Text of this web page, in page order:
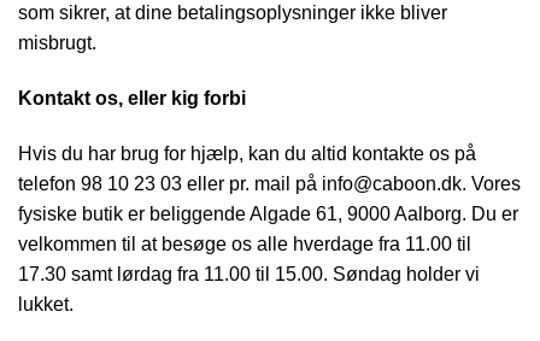
som sikrer, at dine betalingsoplysninger ikke bliver
misbrugt.
Kontakt os, eller kig forbi
Hvis du har brug for hjælp, kan du altid kontakte os på
telefon 98 10 23 03 eller pr. mail på info@caboon.dk. Vores
fysiske butik er beliggende Algade 61, 9000 Aalborg. Du er
velkommen til at besøge os alle hverdage fra 11.00 til
17.30 samt lørdag fra 11.00 til 15.00. Søndag holder vi
lukket.